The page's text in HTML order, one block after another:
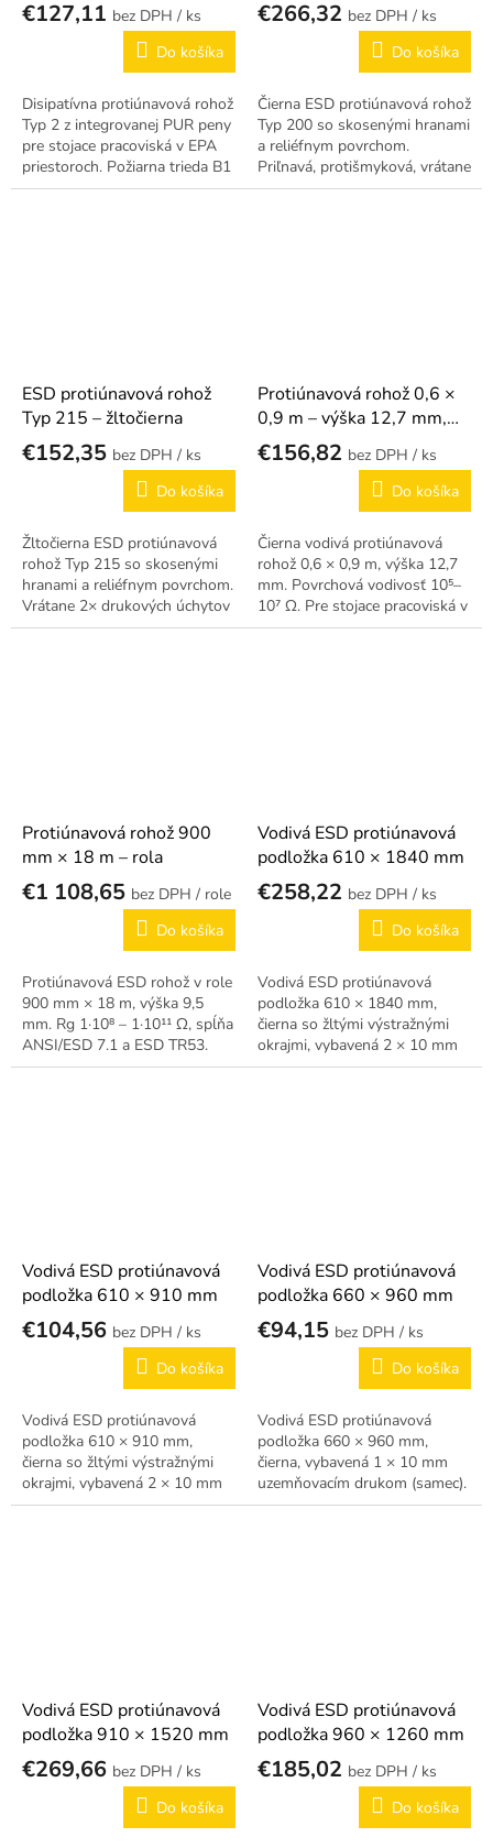
€127,11
/ ks
Do košíka
Disipatívna protiúnavová rohož
Typ 2 z integrovanej PUR peny
pre stojace pracoviská v EPA
priestoroch. Požiarna trieda B1
660 × 960 mm.
€266,32
/ ks
Do košíka
Čierna ESD protiúnavová rohož
Typ 200 so skosenými hranami
a reliéfnym povrchom.
Priľnavá, protišmyková, vrátane
drukového úchytu.
ESD protiúnavová rohož
Typ 215 – žltočierna
€152,35
/ ks
Do košíka
Žltočierna ESD protiúnavová
rohož Typ 215 so skosenými
hranami a reliéfnym povrchom.
Vrátane 2× drukových úchytov
pre spoľahlivé uzemnenie.
Protiúnavová rohož 0,6 ×
0,9 m – výška 12,7 mm,
vodivá
€156,82
/ ks
Do košíka
Čierna vodivá protiúnavová
rohož 0,6 × 0,9 m, výška 12,7
mm. Povrchová vodivosť 10⁵–
10⁷ Ω. Pre stojace pracoviská v
EPA priestoroch.
Protiúnavová rohož 900
mm × 18 m – rola
€1 108,65
/ role
Do košíka
Protiúnavová ESD rohož v role
900 mm × 18 m, výška 9,5
mm. Rg 1·10⁸ – 1·10¹¹ Ω, spĺňa
ANSI/ESD 7.1 a ESD TR53.
Vodivá ESD protiúnavová
podložka 610 × 1840 mm
€258,22
/ ks
Do košíka
Vodivá ESD protiúnavová
podložka 610 × 1840 mm,
čierna so žltými výstražnými
okrajmi, vybavená 2 × 10 mm
uzemňovacím drukom (samec).
Vodivá ESD protiúnavová
podložka 610 × 910 mm
€104,56
/ ks
Do košíka
Vodivá ESD protiúnavová
podložka 610 × 910 mm,
čierna so žltými výstražnými
okrajmi, vybavená 2 × 10 mm
uzemňovacím drukom (samec).
Vodivá ESD protiúnavová
podložka 660 × 960 mm
€94,15
/ ks
Do košíka
Vodivá ESD protiúnavová
podložka 660 × 960 mm,
čierna, vybavená 1 × 10 mm
uzemňovacím drukom (samec).
ESD logo, skosené hrany.
Vodivá ESD protiúnavová
podložka 910 × 1520 mm
€269,66
/ ks
Do košíka
Vodivá ESD protiúnavová
podložka 960 × 1260 mm
€185,02
/ ks
Do košíka